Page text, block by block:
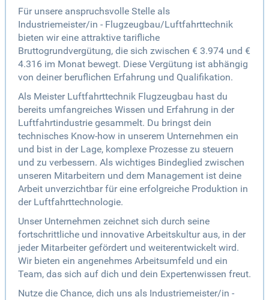
Für unsere anspruchsvolle Stelle als
Industriemeister/in - Flugzeugbau/Luftfahrttechnik
bieten wir eine attraktive tarifliche
Bruttogrundvergütung, die sich zwischen € 3.974 und €
4.316 im Monat bewegt. Diese Vergütung ist abhängig
von deiner beruflichen Erfahrung und Qualifikation.
Als Meister Luftfahrttechnik Flugzeugbau hast du
bereits umfangreiches Wissen und Erfahrung in der
Luftfahrtindustrie gesammelt. Du bringst dein
technisches Know-how in unserem Unternehmen ein
und bist in der Lage, komplexe Prozesse zu steuern
und zu verbessern. Als wichtiges Bindeglied zwischen
unseren Mitarbeitern und dem Management ist deine
Arbeit unverzichtbar für eine erfolgreiche Produktion in
der Luftfahrttechnologie.
Unser Unternehmen zeichnet sich durch seine
fortschrittliche und innovative Arbeitskultur aus, in der
jeder Mitarbeiter gefördert und weiterentwickelt wird.
Wir bieten ein angenehmes Arbeitsumfeld und ein
Team, das sich auf dich und dein Expertenwissen freut.
Nutze die Chance, dich uns als Industriemeister/in -